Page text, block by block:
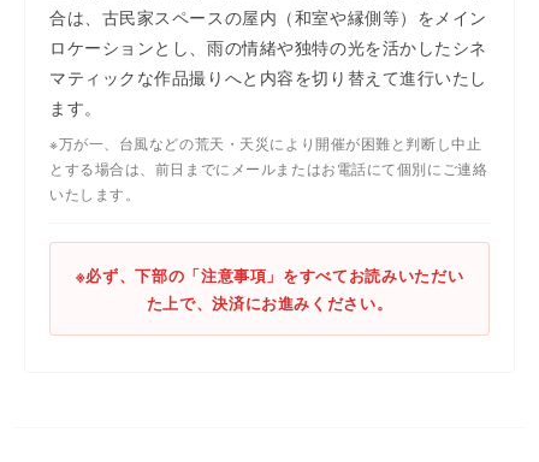
合は、古民家スペースの屋内（和室や縁側等）をメイン
ロケーションとし、雨の情緒や独特の光を活かしたシネ
マティックな作品撮りへと内容を切り替えて進行いたし
ます。
※万が一、台風などの荒天・天災により開催が困難と判断し中止
とする場合は、前日までにメールまたはお電話にて個別にご連絡
いたします。
※必ず、下部の「注意事項」をすべてお読みいただい
た上で、決済にお進みください。